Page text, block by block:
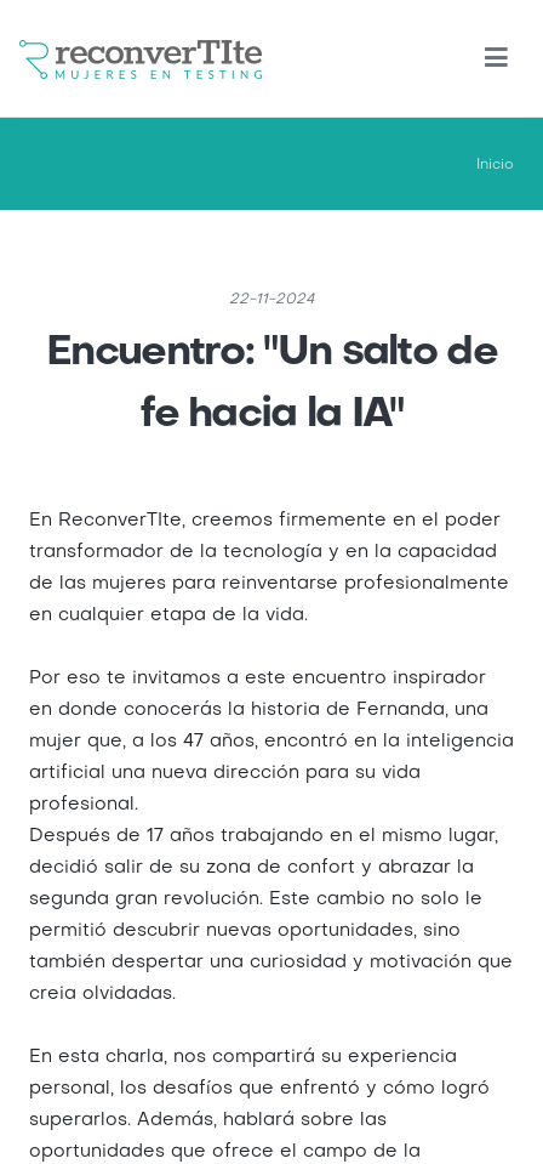
Inicio
22-11-2024
Encuentro: "Un salto de
fe hacia la IA"
En ReconverTIte, creemos firmemente en el poder
transformador de la tecnología y en la capacidad
de las mujeres para reinventarse profesionalmente
en cualquier etapa de la vida.
Por eso te invitamos a este encuentro inspirador
en donde conocerás la historia de Fernanda, una
mujer que, a los 47 años, encontró en la inteligencia
artificial una nueva dirección para su vida
profesional.
Después de 17 años trabajando en el mismo lugar,
decidió salir de su zona de confort y abrazar la
segunda gran revolución. Este cambio no solo le
permitió descubrir nuevas oportunidades, sino
también despertar una curiosidad y motivación que
creia olvidadas.
En esta charla, nos compartirá su experiencia
personal, los desafíos que enfrentó y cómo logró
superarlos. Además, hablará sobre las
oportunidades que ofrece el campo de la